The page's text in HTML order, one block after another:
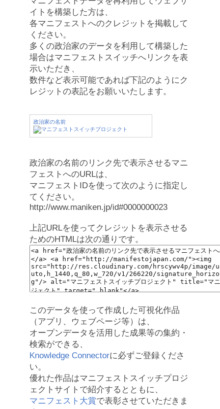
イトを構築した方は、
各マニフェストへのクレジットを掲載して
ください。
多くの政治家のデータを利用して構築した
場合はマニフェストスイッチへリンクを表
示いただき、
数件など表示可能であれば下記のようにク
レジットの表記をお願いいたします。
政治家の名前
政治家の名前のリンク先で表示させるマニ
フェストへのURLは、
マニフェストIDを使って次のように指定し
てください。
http://www.maniken.jp/id#0000000023
上記URLを使ってクレジットを表示させる
ためのHTMLは次の通りです。
このデータを使って作成した可視化作品
（アプリ、ウェブページ等）は、
オープンデータを活用した成果等の集約・
検索ができる、
Knowledge Connectorに必ずご登録くださ
い。
優れた作品はマニフェストスイッチプロジ
ェクトサイトで紹介するとともに、
マニフェスト大賞で表彰させていただきま